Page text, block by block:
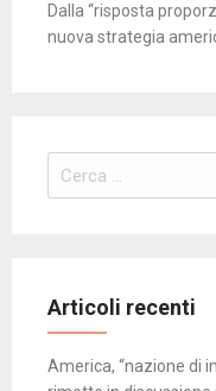
Dalla “risposta
nuova strategia
Ricerca
per:
Articoli recenti
America, “nazione di